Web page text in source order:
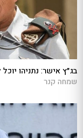
בג״ץ אישר: נתניהו יוכל
שמחה קנר